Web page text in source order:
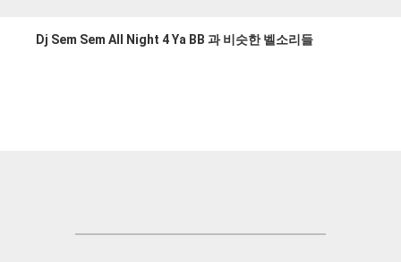
Dj Sem Sem All Night 4 Ya BB 과 비슷한 벨소리들